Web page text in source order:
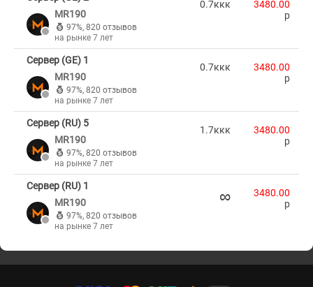
MR190
97%, 820 отзывов
на рынке 7 лет
0.7ккк
3480.00
p
Сервер (GE) 1
MR190
97%, 820 отзывов
на рынке 7 лет
0.7ккк
3480.00
p
Сервер (RU) 5
MR190
97%, 820 отзывов
на рынке 7 лет
1.7ккк
3480.00
p
Сервер (RU) 1
MR190
97%, 820 отзывов
на рынке 7 лет
∞
3480.00
p